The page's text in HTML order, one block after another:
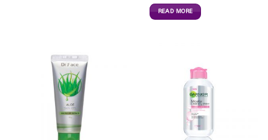
READ MORE